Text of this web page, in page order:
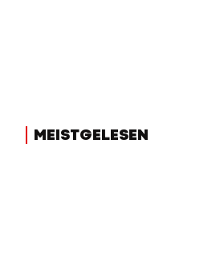
MEISTGELESEN